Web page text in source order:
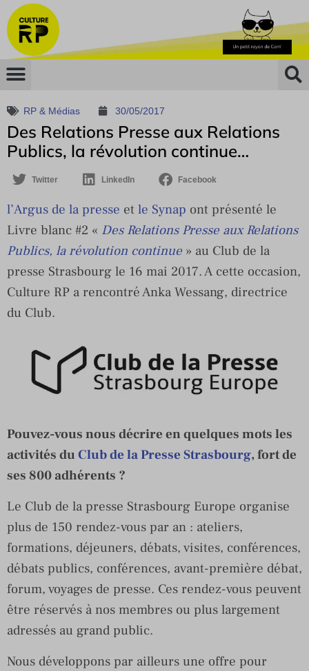
RP & Médias 30/05/2017
Des Relations Presse aux Relations
Publics, la révolution continue…
Twitter LinkedIn Facebook
l’Argus de la presse et le Synap ont présenté le
Livre blanc #2 « Des Relations Presse aux Relations
Publics, la révolution continue » au Club de la
presse Strasbourg le 16 mai 2017. A cette occasion,
Culture RP a rencontré Anka Wessang, directrice
du Club.
Pouvez-vous nous décrire en quelques mots les
activités du Club de la Presse Strasbourg, fort de
ses 800 adhérents ?
Le Club de la presse Strasbourg Europe organise
plus de 150 rendez-vous par an : ateliers,
formations, déjeuners, débats, visites, conférences,
débats publics, conférences, avant-première débat,
forum, voyages de presse. Ces rendez-vous peuvent
être réservés à nos membres ou plus largement
adressés au grand public.
Nous développons par ailleurs une offre pour